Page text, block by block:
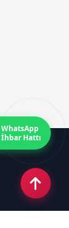
WhatsApp
İhbar Hattı